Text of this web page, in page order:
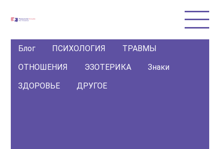
Блог ПСИХОЛОГИЯ
ТРАВМЫ
ОТНОШЕНИЯ
ЭЗОТЕРИКА
Знаки
ЗДОРОВЬЕ
ДРУГОЕ